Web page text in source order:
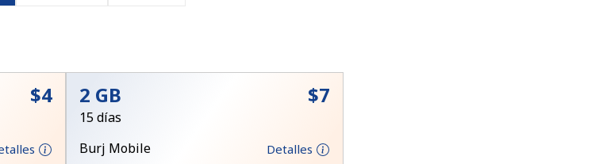
⁦$4⁩ 2 GB ⁦$7⁩
15 días
Burj Mobile
Detalles